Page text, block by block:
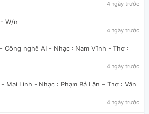
4 ngày trước
- W/n
4 ngày trước
- Công nghệ AI - Nhạc : Nam Vĩnh - Thơ :
4 ngày trước
- Mai Linh - Nhạc : Phạm Bá Lân – Thơ : Văn
4 ngày trước